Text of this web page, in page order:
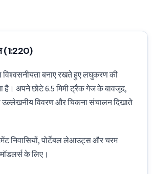
(1:220)
बनाए रखते हुए लघुकरण की
है। अपने छोटे 6.5 मिमी ट्रैक गेज के बावजूद,
विवरण और चिकना संचालन दिखाते
निवासियों, पोर्टेबल लेआउट्स और चरम
के लिए।